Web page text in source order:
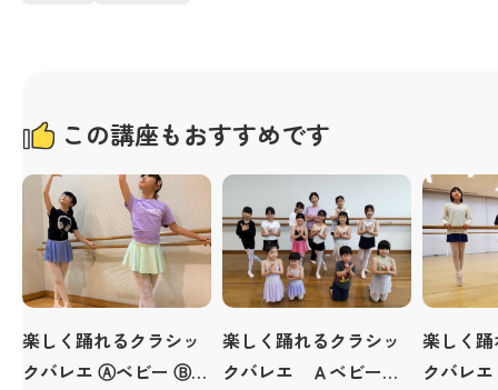
この講座もおすすめです
楽しく踊れるクラシッ
クバレエ Ⓐベビー Ⓑジ
楽しく踊れるクラシッ
クバレエ Ａベビー／
楽しく
クバレ